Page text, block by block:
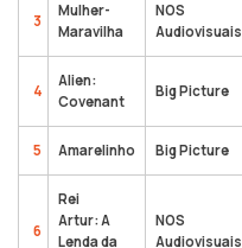
3
Mulher-
Maravilha
NOS
Audiovisuais
4
Alien:
Covenant
Big Picture
5 Amarelinho Big Picture
6
Rei
Artur: A
Lenda da
NOS
Audiovisuais